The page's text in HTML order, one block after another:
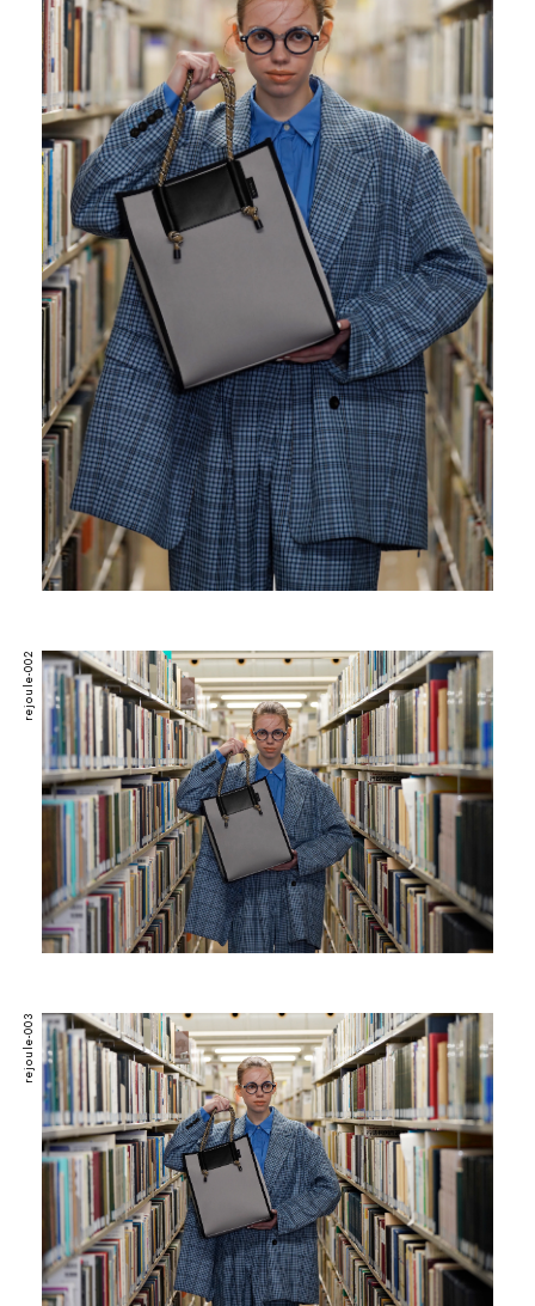
rejoule-002
rejoule-003